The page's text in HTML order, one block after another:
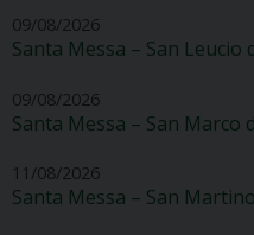
09/08/2026
Santa Messa – San Leucio
09/08/2026
Santa Messa – San Marco
11/08/2026
Santa Messa – San